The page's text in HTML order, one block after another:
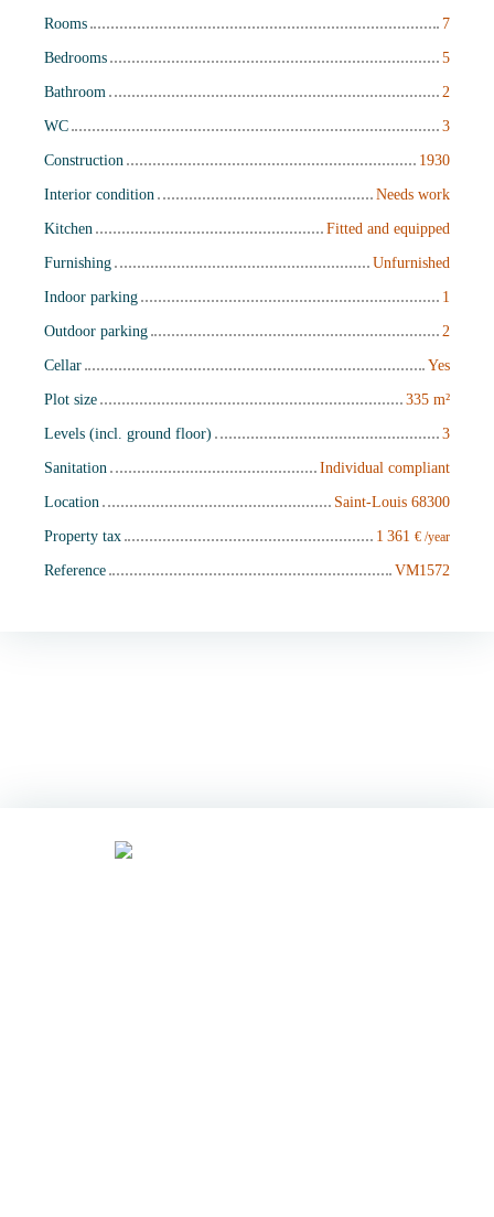
Rooms
7
Bedrooms
5
Bathroom
2
WC
3
Construction
1930
Interior condition
Needs work
Kitchen
Fitted and equipped
Furnishing
Unfurnished
Indoor parking
1
Outdoor parking
2
Cellar
Yes
Plot size
335 m²
Levels (incl. ground floor)
3
Sanitation
Individual compliant
Location
Saint-Louis 68300
Property tax
1 361 € /year
Reference VM1572